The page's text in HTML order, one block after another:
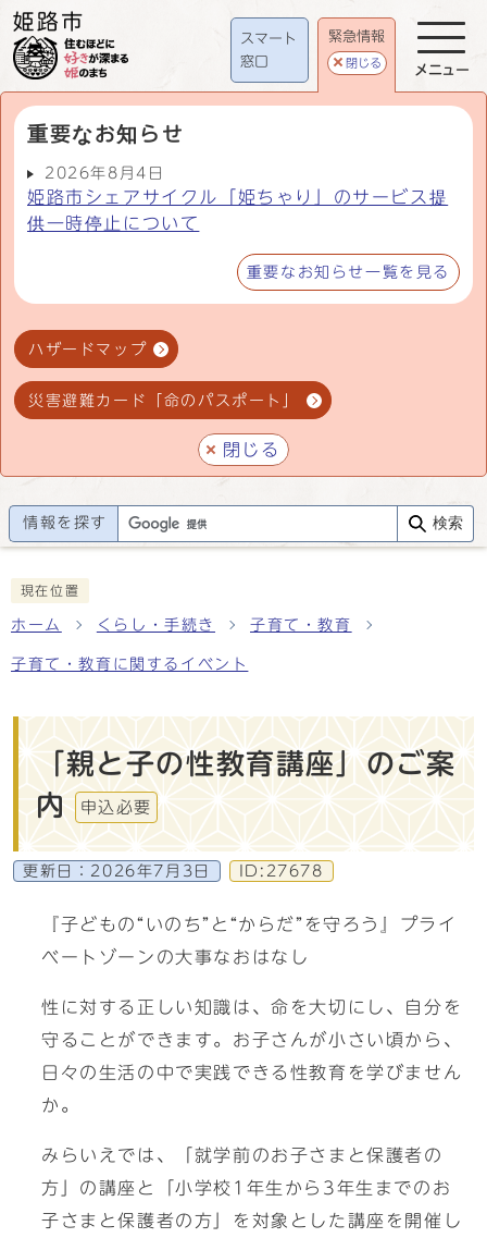
スマート
窓口
緊急情報
閉じる
重要なお知らせ
2026年8月4日
姫路市シェアサイクル「姫ちゃり」のサービス提
供一時停止について
重要なお知らせ一覧を見る
ハザードマップ
災害避難カード「命のパスポート」
閉じる
メニュー
情報を探す 検索
現在位置
ホーム くらし・手続き 子育て・教育
子育て・教育に関するイベント
「親と子の性教育講座」のご案
内
申込必要
更新日： 2026年7月3日 ID:27678
『子どもの“いのち”と“からだ”を守ろう』プライ
ベートゾーンの大事なおはなし
性に対する正しい知識は、命を大切にし、自分を
守ることができます。お子さんが小さい頃から、
日々の生活の中で実践できる性教育を学びません
か。
みらいえでは、「就学前のお子さまと保護者の
方」の講座と「小学校1年生から3年生までのお
子さまと保護者の方」を対象とした講座を開催し